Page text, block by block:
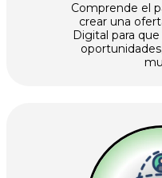
Comprende el
crear una
Digital para